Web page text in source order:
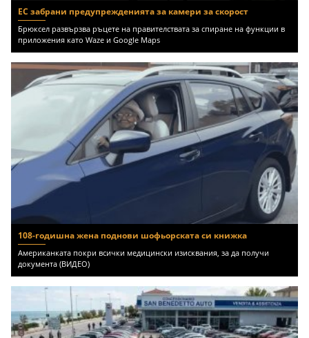
ЕС забрани предупрежденията за камери за скорост
Брюксел развързва ръцете на правителствата за спиране на функции в
приложения като Waze и Google Maps
108-годишна жена поднови шофьорската си книжка
Американката покри всички медицински изисквания, за да получи
документа (ВИДЕО)